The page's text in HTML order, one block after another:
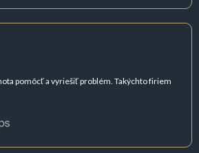
pomôcť a vyriešiť problém. Takýchto firiem